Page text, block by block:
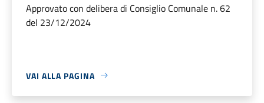
Approvato con delibera di Consiglio Comunale n. 62
del 23/12/2024
VAI ALLA PAGINA